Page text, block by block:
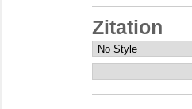
Zitation